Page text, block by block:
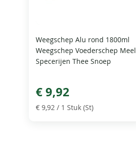
Weegschep Alu rond 1800ml
Weegschep Voederschep Meel
Specerijen Thee Snoep
€ 9,92
€ 9,92 / 1 Stuk (St)